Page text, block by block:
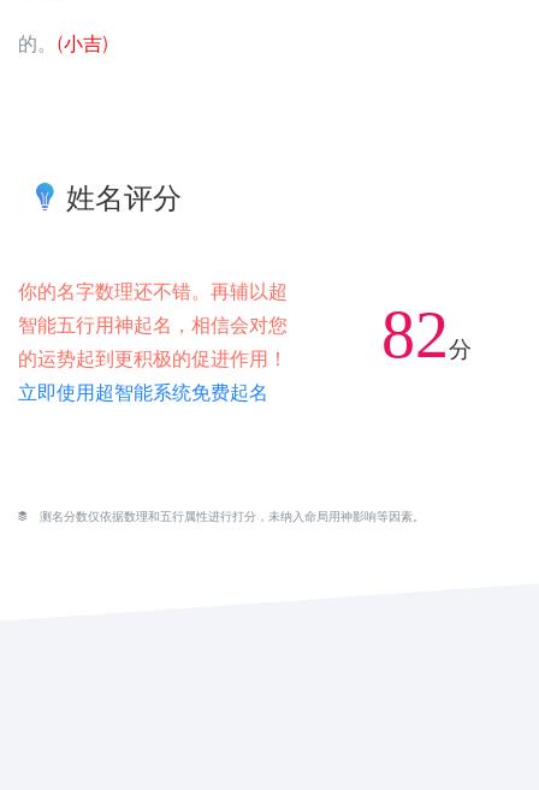
的。 (小吉)
姓名评分
你的名字数理还不错。再辅以超
智能五行用神起名，相信会对您
的运势起到更积极的促进作用！
立即使用超智能系统免费起名
82分
测名分数仅依据数理和五行属性进行打分，未纳入命局用神影响等因素。